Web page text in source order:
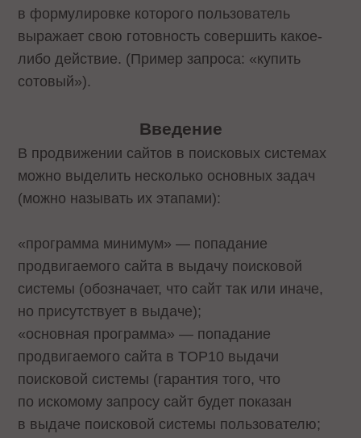
в формулировке которого пользователь
выражает свою готовность совершить какое-
либо действие. (Пример запроса: «купить
сотовый»).
Введение
В продвижении сайтов в поисковых системах
можно выделить несколько основных задач
(можно называть их этапами):
«программа минимум» — попадание
продвигаемого сайта в выдачу поисковой
системы (обозначает, что сайт так или иначе,
но присутствует в выдаче);
«основная программа» — попадание
продвигаемого сайта в TOP10 выдачи
поисковой системы (гарантия того, что
по искомому запросу сайт будет показан
в выдаче поисковой системы пользователю;